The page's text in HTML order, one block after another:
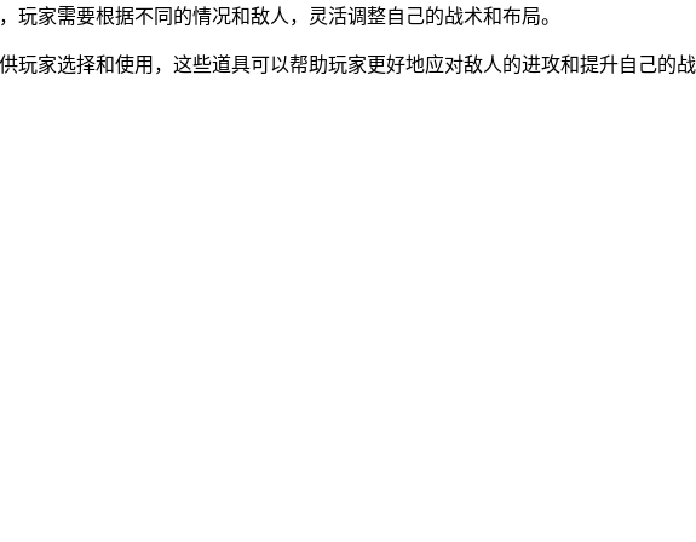
玩家需要根据不同的情况和敌人，灵活调整自己的战术和布局。
玩家选择和使用，这些道具可以帮助玩家更好地应对敌人的进攻和提升自己的战